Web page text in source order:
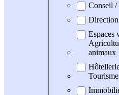
Conseil /
Espaces
animaux